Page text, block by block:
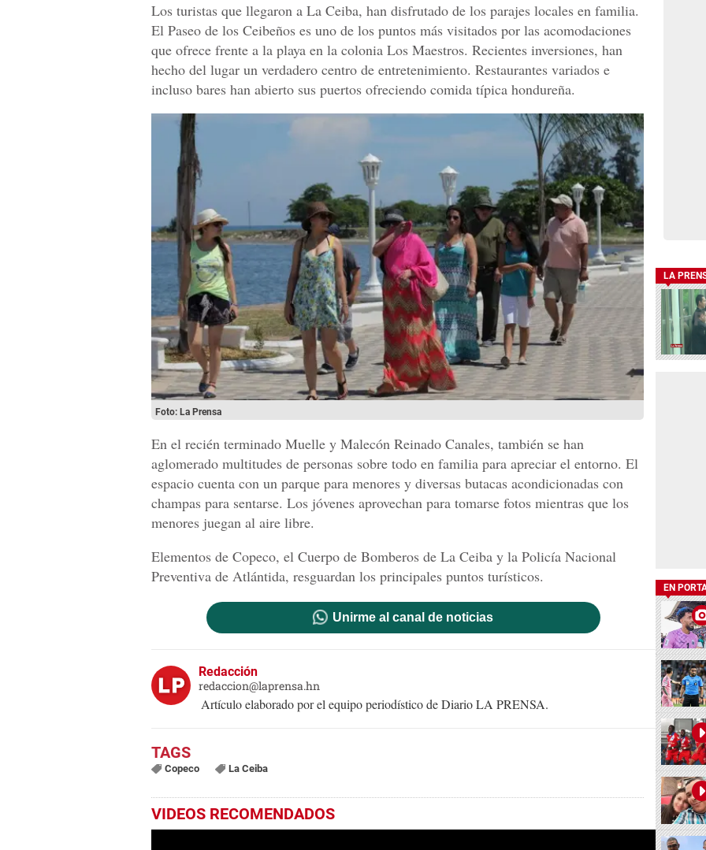
Los turistas que llegaron a La Ceiba, han disfrutado de los parajes locales en familia.
El Paseo de los Ceibeños es uno de los puntos más visitados por las acomodaciones
que ofrece frente a la playa en la colonia Los Maestros. Recientes inversiones, han
hecho del lugar un verdadero centro de entretenimiento. Restaurantes variados e
incluso bares han abierto sus puertos ofreciendo comida típica hondureña.
Foto: La Prensa
En el recién terminado Muelle y Malecón Reinado Canales, también se han
aglomerado multitudes de personas sobre todo en familia para apreciar el entorno. El
espacio cuenta con un parque para menores y diversas butacas acondicionadas con
champas para sentarse. Los jóvenes aprovechan para tomarse fotos mientras que los
menores juegan al aire libre.
Elementos de Copeco, el Cuerpo de Bomberos de La Ceiba y la Policía Nacional
Preventiva de Atlántida, resguardan los principales puntos turísticos.
Unirme al canal de noticias
Redacción
redaccion@laprensa.hn
Artículo elaborado por el equipo periodístico de Diario LA PRENSA.
Copeco La Ceiba
VIDEOS RECOMENDADOS
LA
EN